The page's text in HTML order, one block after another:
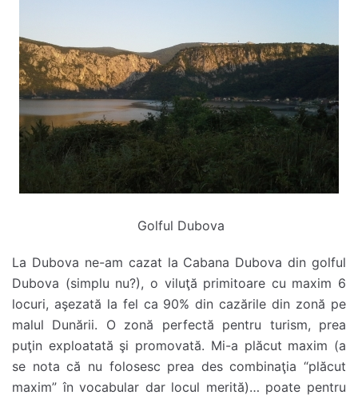
Golful Dubova
La Dubova ne-am cazat la Cabana Dubova din golful
Dubova (simplu nu?), o viluţă primitoare cu maxim 6
locuri, aşezată la fel ca 90% din cazările din zonă pe
malul Dunării. O zonă perfectă pentru turism, prea
puţin exploatată şi promovată. Mi-a plăcut maxim (a
se nota că nu folosesc prea des combinaţia “plăcut
maxim” în vocabular dar locul merită)… poate pentru